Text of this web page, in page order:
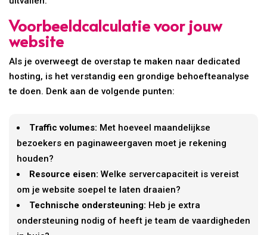
Voorbeeldcalculatie voor jouw
website
Als je overweegt de overstap te maken naar dedicated
hosting, is het verstandig een grondige behoefteanalyse
te doen. Denk aan de volgende punten:
Traffic volumes: Met hoeveel maandelijkse
bezoekers en paginaweergaven moet je rekening
houden?
Resource eisen: Welke servercapaciteit is vereist
om je website soepel te laten draaien?
Technische ondersteuning: Heb je extra
ondersteuning nodig of heeft je team de vaardigheden